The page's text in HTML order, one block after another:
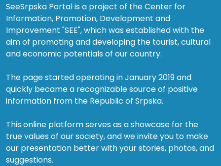
SeeSrpska Portal is a project of the Center for
Information, Promotion, Development and
Improvement "SEE", which was established with the
aim of promoting and developing the tourist, cultural
and economic potentials of our country.
The page started operating in January 2019 and
quickly became a recognizable source of positive
information from the Republic of Srpska.
This online platform serves as a showcase for the
true values of our society, and we invite you to make
our presentation better with your stories, photos, and
suggestions.